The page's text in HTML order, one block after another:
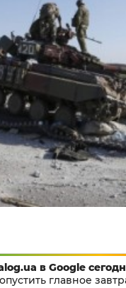
в Google
главное